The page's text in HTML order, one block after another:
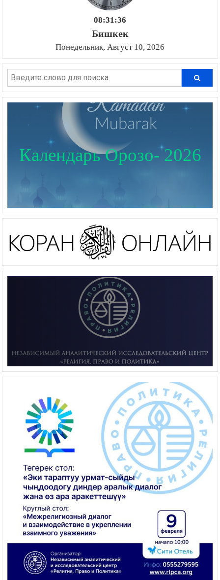
08:31:37
Бишкек
Понедельник, Август 10, 2026
Календарь Орозо- 2026